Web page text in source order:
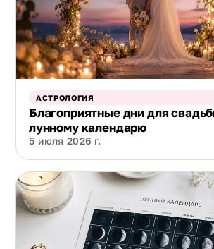
АСТРОЛОГИЯ
Благоприятные дни для
лунному календарю
5 июля 2026 г.